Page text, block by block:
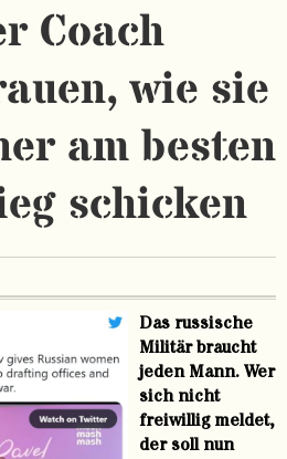
Coach
wie sie
am besten
schicken
Das russische
Militär braucht
jeden Mann. Wer
sich nicht
freiwillig meldet,
der soll nun